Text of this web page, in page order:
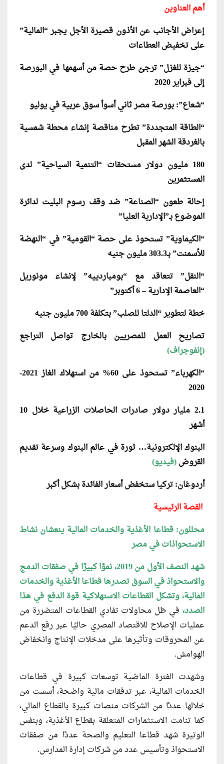
أهم العناوين
إعراض الأجانب عن الأذون قصيرة الأجل يجبر “المالية”
على تخفيض العطاءات
“جيزة للغزل” ترجئ طرح حصة من أسهمها في البورصة
إلى فبراير 2020
“شعاع”: بورصة مصر ثاني أسوأ سوق عربية في يوليو
“الطاقة المتجددة” تطرح مناقصة إنشاء محطة شمسية
بالغردقة الشهر المقبل
180 مليون دولار مستحقات “التنمية السياحية” لدى
المستثمرين
إحالة طعون “الصناعة” ضد وقف رسوم البليت لدائرة
الموضوع بـ”الإدارية العليا”
“الكيماوية” تستحوذ على حصة “القومية” في “النهضة
للأسمنت” بـ303.3 مليون جنيه
“النقل” تتعاقد مع “بومباردييه” لإنشاء مونوريل
“العاصمة الإدارية – 6 أكتوبر”
خطة لتطوير “الدلتا للصلب” بتكلفة 700 مليون جنيه
تصاريح العمل للمصريين بالخارج تواصل التراجع
(إنفوجراف)
“الكهرباء” تستحوذ على 60% من استهلاك الغاز 2021-
2020
2.1 مليار دولار صادرات الحاصلات الزراعية خلال 10
أشهر
البنوك الإلكترونية… ثورة في عالم البنوك وسرعة تقديم
القروض(فيديو)
أردوغان: تركيا ستخفض أسعار الفائدة بشكل أكبر
القصة الرئيسية
محللون: قطاعا الأغذية والخدمات المالية ينعشان نشاط
الاستحواذات في مصر
شهد النصف الأول من 2019، نموًا كبيرًا في صفقات الدمج
والاستحواذ في السوق تصدرها قطاعا الأغذية والخدمات
المالية، وتشكل القطاعات الاستهلاكية قوة الدفع في هذا
الصدد، في ظل محاولات تفادي القطاعات المتضررة من
عمليات الإصلاح للاقتصاد المصري حاليًا عبر رفع الدعم
عن المحروقات وتأثيرها على مدخلات الإنتاج وانخفاض
الهوامش.
وشهدت الفترة الماضية توسعات كبيرة في قطاعات
الخدمات المالية، عبر تدفقات مالية واضحة، أسست من
خلالها عددًا من الشركات منصات كبيرة بالقطاع المالي،
كما تنامت الاستثمارات المتعلقة بقطاع الأغذية، وبنفس
الوتيرة شهد قطاعا التعليم والصحة عددًا من صفقات
الاستحواذ وتأسيس عدد من شركات إدارة المدارس.